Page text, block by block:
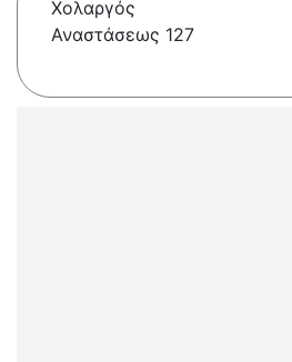
Χολαργός
Αναστάσεως 127